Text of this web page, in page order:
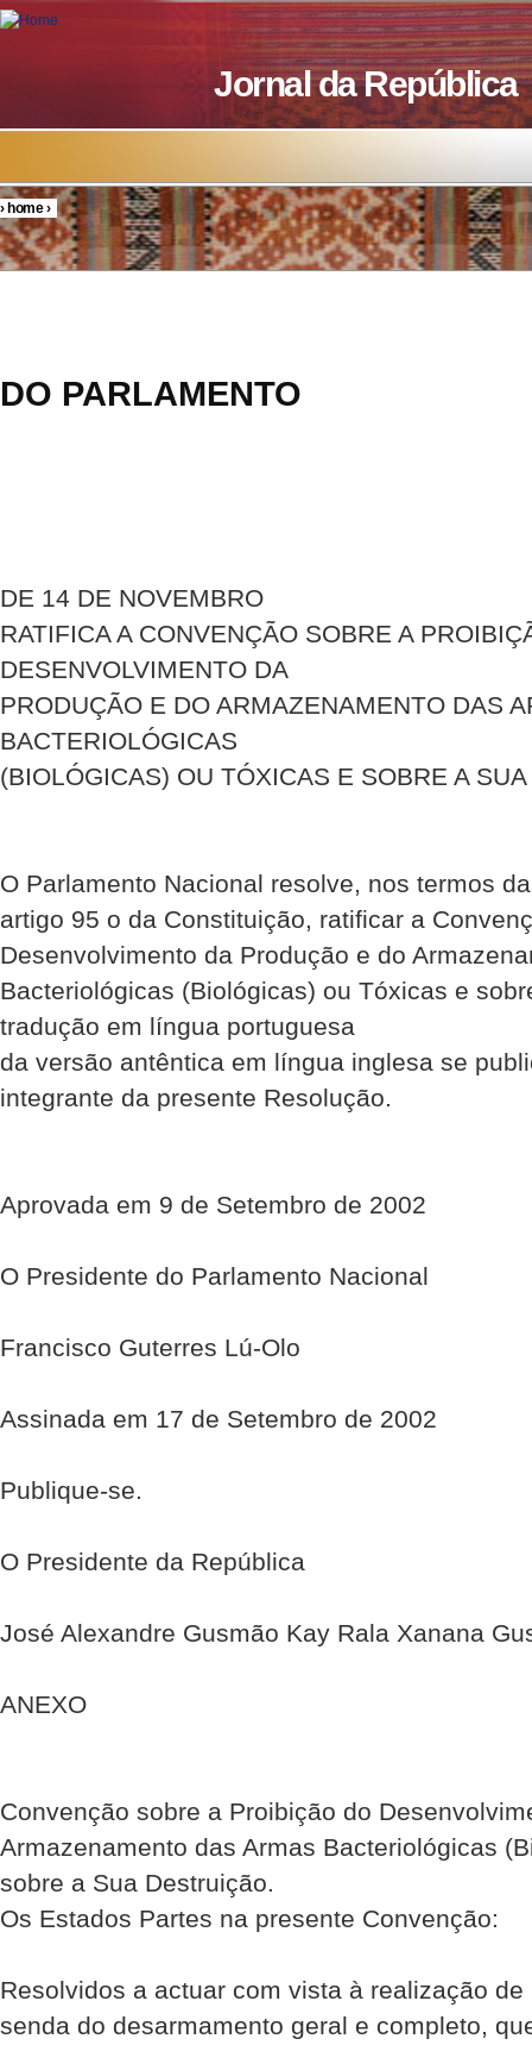
Skip to main content
Jornal da República
You are here
›home›
DO PARLAMENTO
DE 14 DE NOVEMBRO
RATIFICA A CONVENÇÃO SOBRE A
DESENVOLVIMENTO DA
PRODUÇÃO E DO ARMAZENAMENTO DAS
BACTERIOLÓGICAS
(BIOLÓGICAS) OU TÓXICAS E SOBRE A
O Parlamento Nacional resolve, nos termos
artigo 95 o da Constituição, ratificar a
Desenvolvimento da Produção e do
Bacteriológicas (Biológicas) ou Tóxicas e
tradução em língua portuguesa
da versão antêntica em língua inglesa se
integrante da presente Resolução.
Aprovada em 9 de Setembro de 2002
O Presidente do Parlamento Nacional
Francisco Guterres Lú-Olo
Assinada em 17 de Setembro de 2002
Publique-se.
O Presidente da República
José Alexandre Gusmão Kay Rala Xanana
ANEXO
Convenção sobre a Proibição do
Armazenamento das Armas Bacteriológicas
sobre a Sua Destruição.
Os Estados Partes na presente Convenção:
Resolvidos a actuar com vista à realização
senda do desarmamento geral e completo,